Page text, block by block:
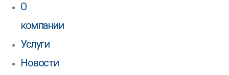
О
компании
Услуги
Новости